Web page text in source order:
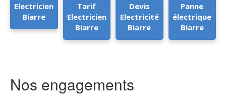
Electricien
Biarre
Tarif
Electricien
Biarre
Devis
Electricité
Biarre
Panne
électrique
Biarre
Nos engagements